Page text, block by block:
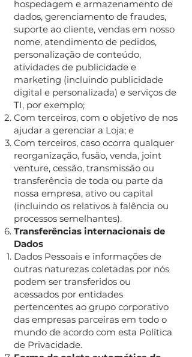
hospedagem e armazenamento de
dados, gerenciamento de fraudes,
suporte ao cliente, vendas em nosso
nome, atendimento de pedidos,
personalização de conteúdo,
atividades de publicidade e
marketing (incluindo publicidade
digital e personalizada) e serviços de
TI, por exemplo;
Com terceiros, com o objetivo de nos
ajudar a gerenciar a Loja; e
Com terceiros, caso ocorra qualquer
reorganização, fusão, venda, joint
venture, cessão, transmissão ou
transferência de toda ou parte da
nossa empresa, ativo ou capital
(incluindo os relativos à falência ou
processos semelhantes).
Transferências internacionais de
Dados
Dados Pessoais e informações de
outras naturezas coletadas por nós
podem ser transferidos ou
acessados por entidades
pertencentes ao grupo corporativo
das empresas parceiras em todo o
mundo de acordo com esta Política
de Privacidade.